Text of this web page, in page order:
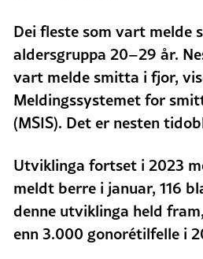
Dei fleste som vart melde
aldersgruppa 20–29 år.
vart melde smitta i fjor,
Meldingssystemet for
(MSIS). Det er nesten
Utviklinga fortset i 2023
meldt berre i januar, 116
denne utviklinga held
enn 3.000 gonorétilfelle i